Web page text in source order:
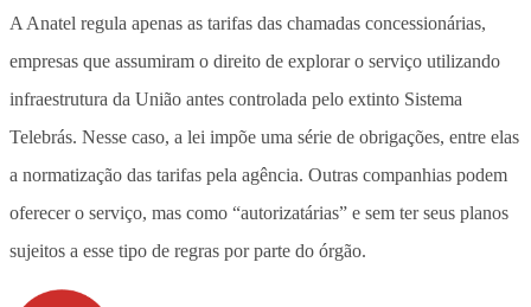
A Anatel regula apenas as tarifas das chamadas concessionárias,
empresas que assumiram o direito de explorar o serviço utilizando
infraestrutura da União antes controlada pelo extinto Sistema
Telebrás. Nesse caso, a lei impõe uma série de obrigações, entre elas
a normatização das tarifas pela agência. Outras companhias podem
oferecer o serviço, mas como “autorizatárias” e sem ter seus planos
sujeitos a esse tipo de regras por parte do órgão.